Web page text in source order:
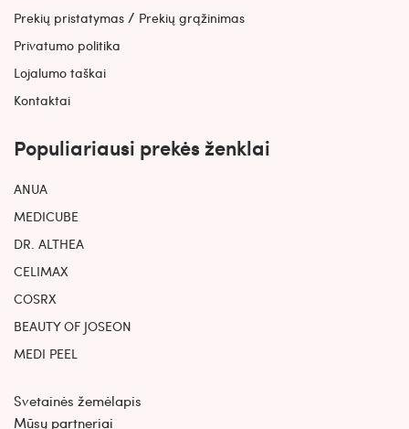
Prekių pristatymas / Prekių grąžinimas
Privatumo politika
Lojalumo taškai
Kontaktai
Populiariausi prekės ženklai
ANUA
MEDICUBE
DR. ALTHEA
CELIMAX
COSRX
BEAUTY OF JOSEON
MEDI PEEL
Svetainės žemėlapis
Mūsų partneriai